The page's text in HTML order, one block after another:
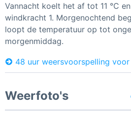
Vannacht koelt het af tot 11 °C
windkracht 1. Morgenochtend
loopt de temperatuur op tot
morgenmiddag.
48 uur weersvoorspelling voor
Weerfoto's